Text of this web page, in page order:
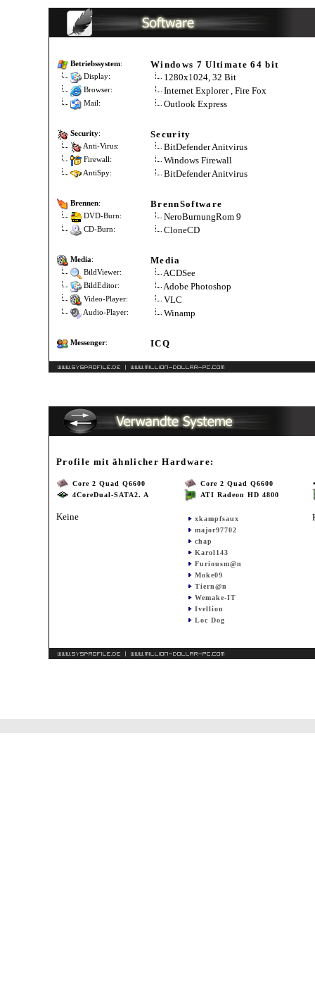
Betriebssystem: Windows 7 Ultimate 64 bit
Display: 1280x1024, 32 Bit
Browser: Internet Explorer , Fire Fox
Mail: Outlook Express
Security: Security
Anti-Virus: BitDefender Anitvirus
Firewall: Windows Firewall
AntiSpy: BitDefender Anitvirus
Brennen: BrennSoftware
DVD-Burn: NeroBurnungRom 9
CD-Burn: CloneCD
Media: Media
BildViewer: ACDSee
BildEditor: Adobe Photoshop
Video-Player: VLC
Audio-Player: Winamp
Messenger: ICQ
Profile mit ähnlicher Hardware:
Core 2 Quad Q6600
4CoreDual-SATA2. A
Keine
Core 2 Quad Q6600
ATI Radeon HD 4800
xkampfsaux
major97702
chap
Karol143
Furiousm@n
Moke09
Tiern@n
Wemake-IT
Ivellion
Loc Dog